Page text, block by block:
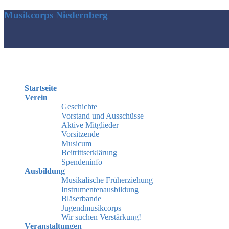
Musikcorps Niedernberg
Startseite
Verein
Geschichte
Vorstand und Ausschüsse
Aktive Mitglieder
Vorsitzende
Musicum
Beitrittserklärung
Spendeninfo
Ausbildung
Musikalische Früherziehung
Instrumentenausbildung
Bläserbande
Jugendmusikcorps
Wir suchen Verstärkung!
Veranstaltungen